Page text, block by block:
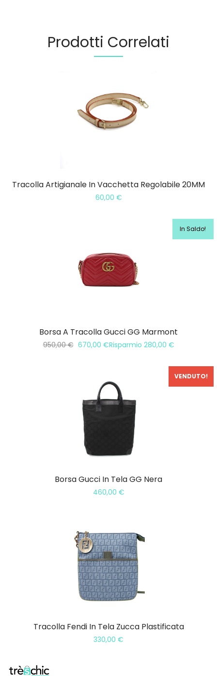
Prodotti Correlati
Tracolla Artigianale In Vacchetta Regolabile 20MM
60,00 €
In Saldo!
Borsa A Tracolla Gucci GG Marmont
950,00€ 670,00 €Risparmio 280,00 €
VENDUTO!
Borsa Gucci In Tela GG Nera
460,00 €
Tracolla Fendi In Tela Zucca Plastificata
330,00 €